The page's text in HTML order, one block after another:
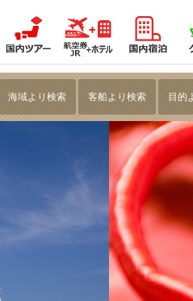
海域より検索 客船より検索 目的